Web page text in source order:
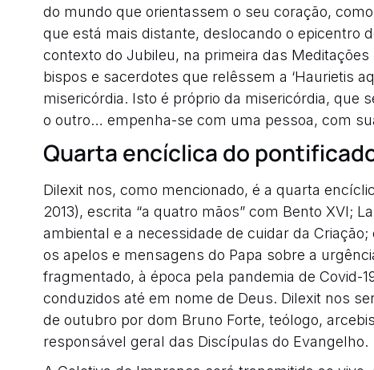
do mundo que orientassem o seu coração,
que está mais distante, deslocando o epicentro
contexto do Jubileu, na primeira das
bispos e sacerdotes que relêssem a ‘Haurietis
misericórdia. Isto é próprio da misericórdia, que
o outro… empenha-se com uma pessoa, com
Quarta encíclica do
Dilexit nos, como mencionado, é a quarta
2013), escrita “a quatro mãos” com Bento XVI;
ambiental e a necessidade de cuidar da
os apelos e mensagens do Papa sobre a
fragmentado, à época pela pandemia de Covid-
conduzidos até em nome de Deus. Dilexit nos
de outubro por dom Bruno Forte, teólogo,
responsável geral das Discípulas do Evangelho.